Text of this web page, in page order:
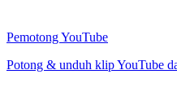
Pemotong YouTube
Potong & unduh klip YouTube